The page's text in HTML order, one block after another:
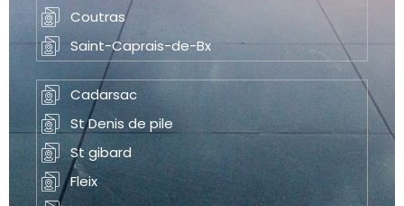
Coutras
Saint-Caprais-de-Bx
Cadarsac
St Denis de pile
St gibard
Fleix